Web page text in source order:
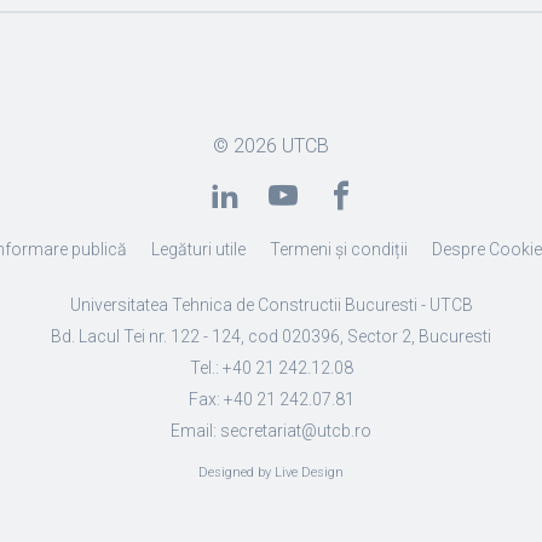
© 2026 UTCB
publică Legături utile Termeni și condiții Despre
Universitatea Tehnica de Constructii Bucuresti - UTCB
Bd. Lacul Tei nr. 122 - 124, cod 020396, Sector 2, Bucuresti
Tel.: +40 21 242.12.08
Fax: +40 21 242.07.81
Email: secretariat@utcb.ro
Designed by Live Design